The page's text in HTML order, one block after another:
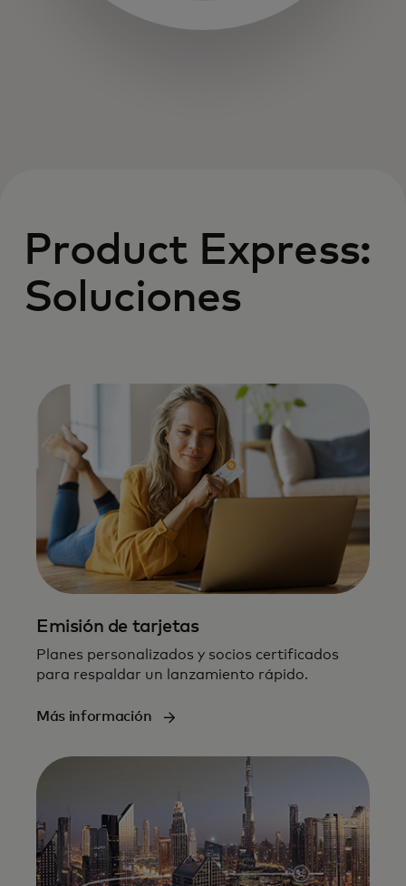
Product Express:
Soluciones
Emisión de tarjetas
Planes personalizados y socios certificados
para respaldar un lanzamiento rápido.
Más información